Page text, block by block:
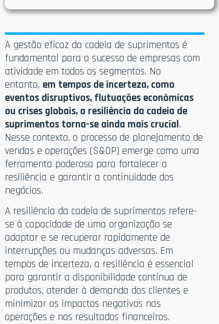
A gestão eficaz da cadeia de suprimentos é
fundamental para o sucesso de empresas com
atividade em todos os segmentos. No
entanto, em tempos de incerteza, como
eventos disruptivos, flutuações econômicas
ou crises globais, a resiliência da cadeia de
suprimentos torna-se ainda mais crucial.
Nesse contexto, o processo de planejamento de
vendas e operações (S&OP) emerge como uma
ferramenta poderosa para fortalecer a
resiliência e garantir a continuidade dos
negócios.
A resiliência da cadeia de suprimentos refere-
se à capacidade de uma organização se
adaptar e se recuperar rapidamente de
interrupções ou mudanças adversas. Em
tempos de incerteza, a resiliência é essencial
para garantir a disponibilidade contínua de
produtos, atender à demanda dos clientes e
minimizar os impactos negativos nas
operações e nos resultados financeiros.